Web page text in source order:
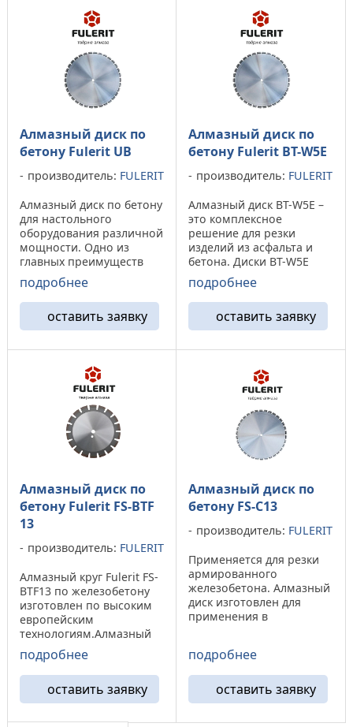
Алмазный диск по
бетону Fulerit UB
производитель: FULERIT
Алмазный диск по бетону
для настольного
оборудования различной
мощности. Одно из
главных преимуществ
алмазного дика UB – это
широкий режущий
спектр. Диск позволяет
обрабатывать изделии из
всех разновидностей
бетона, а также
подробнее
оставить заявку
Алмазный диск по
бетону Fulerit BT-W5E
производитель: FULERIT
Алмазный диск BT-W5E –
это комплексное
решение для резки
изделий из асфальта и
бетона. Диски BT-W5E
позволяют значительно
сократить потери
времени на замену
инструмента, так же они
обеспечивает высокую
производительность при
подробнее
оставить заявку
Алмазный диск по
бетону Fulerit FS-BTF
13
производитель: FULERIT
Алмазный круг Fulerit FS-
BTF13 по железобетону
изготовлен по высоким
европейским
технологиям.Алмазный
отрезной круг FS-BTF13
благодаря уникальной
форме алмазного
сегмента, высота
которого 13 мм,
увеличивает срок службы
подробнее
оставить заявку
Алмазный диск по
бетону FS-C13
производитель: FULERIT
Применяется для резки
армированного
железобетона. Алмазный
диск изготовлен для
применения в
Отрезной алмазный круг
FS-C13 используется для
различных работ в
аэропортах, со старым
подробнее
оставить заявку